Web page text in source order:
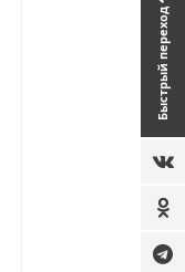
Быстрый переход